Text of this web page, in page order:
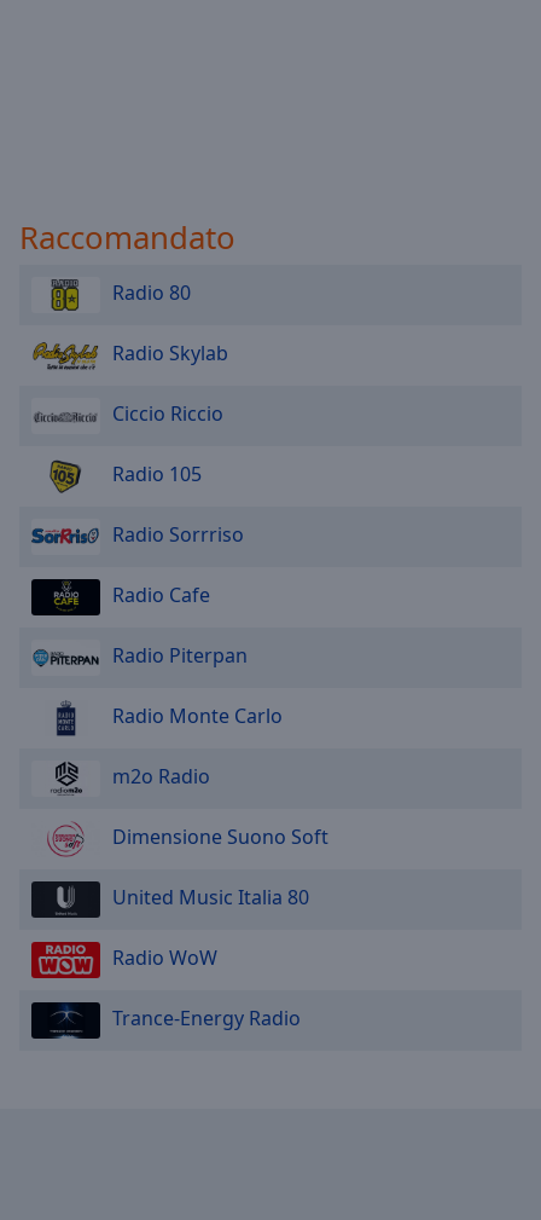
Raccomandato
Radio 80
Radio Skylab
Ciccio Riccio
Radio 105
Radio Sorrriso
Radio Cafe
Radio Piterpan
Radio Monte Carlo
m2o Radio
Dimensione Suono Soft
United Music Italia 80
Radio WoW
Trance-Energy Radio